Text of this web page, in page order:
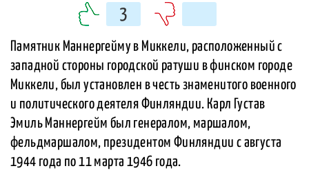
3
Памятник Маннергейму в Миккели, расположенный с
западной стороны городской ратуши в финском городе
Миккели, был установлен в честь знаменитого военного
и политического деятеля Финляндии. Карл Густав
Эмиль Маннергейм был генералом, маршалом,
фельдмаршалом, президентом Финляндии с августа
1944 года по 11 марта 1946 года.